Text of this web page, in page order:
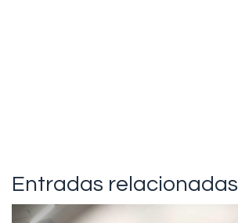
Entradas relacionadas